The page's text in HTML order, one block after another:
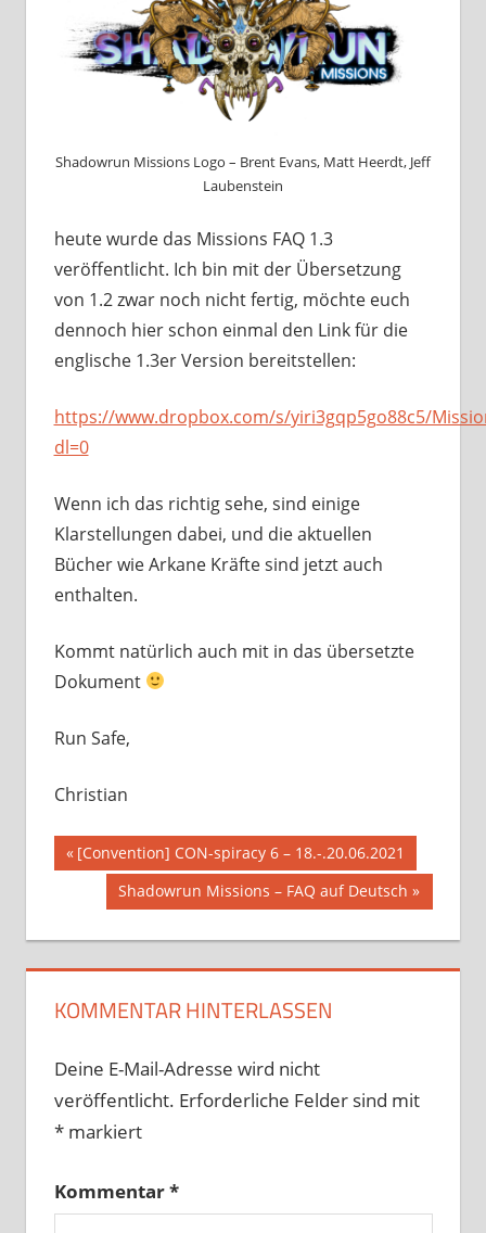
Shadowrun Missions Logo – Brent Evans, Matt Heerdt, Jeff
Laubenstein
heute wurde das Missions FAQ 1.3
veröffentlicht. Ich bin mit der Übersetzung
von 1.2 zwar noch nicht fertig, möchte euch
dennoch hier schon einmal den Link für die
englische 1.3er Version bereitstellen:
https://www.dropbox.com/s/yiri3gqp5go88c5/
dl=0
Wenn ich das richtig sehe, sind einige
Klarstellungen dabei, und die aktuellen
Bücher wie Arkane Kräfte sind jetzt auch
enthalten.
Kommt natürlich auch mit in das übersetzte
Dokument
Run Safe,
Christian
Beitragsnavigation
Vorheriger
Beitrag:
[Convention] CON-spiracy 6 – 18.-.20.06.2021
Nächster
Beitrag:
Shadowrun Missions – FAQ auf Deutsch
KOMMENTAR HINTERLASSEN
Deine E-Mail-Adresse wird nicht
veröffentlicht. Erforderliche Felder sind mit
*markiert
Kommentar*